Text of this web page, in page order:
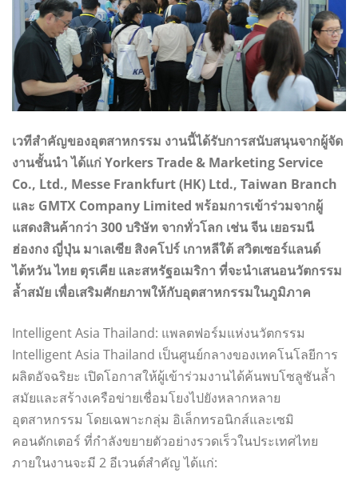
เวทีสำคัญของอุตสาหกรรม งานนี้ได้รับการสนับสนุนจากผู้จัด
งานชั้นนำ ได้แก่ Yorkers Trade & Marketing Service
Co., Ltd., Messe Frankfurt (HK) Ltd., Taiwan Branch
และ GMTX Company Limited พร้อมการเข้าร่วมจากผู้
แสดงสินค้ากว่า 300 บริษัท จากทั่วโลก เช่น จีน เยอรมนี
ฮ่องกง ญี่ปุ่น มาเลเซีย สิงคโปร์ เกาหลีใต้ สวิตเซอร์แลนด์
ไต้หวัน ไทย ตุรเคีย และสหรัฐอเมริกา ที่จะนำเสนอนวัตกรรม
ล้ำสมัย เพื่อเสริมศักยภาพให้กับอุตสาหกรรมในภูมิภาค
Intelligent Asia Thailand: แพลตฟอร์มแห่งนวัตกรรม
Intelligent Asia Thailand เป็นศูนย์กลางของเทคโนโลยีการ
ผลิตอัจฉริยะ เปิดโอกาสให้ผู้เข้าร่วมงานได้ค้นพบโซลูชันล้ำ
สมัยและสร้างเครือข่ายเชื่อมโยงไปยังหลากหลาย
อุตสาหกรรม โดยเฉพาะกลุ่ม อิเล็กทรอนิกส์และเซมิ
คอนดักเตอร์ ที่กำลังขยายตัวอย่างรวดเร็วในประเทศไทย
ภายในงานจะมี 2 อีเวนต์สำคัญ ได้แก่: